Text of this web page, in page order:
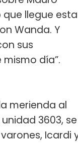
que llegue esta
Wanda. Y
sus
día”.
merienda al
3603, se
Icardi